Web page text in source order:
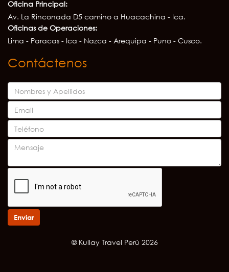
Oficina Principal:
Av. La Rinconada D5 camino a Huacachina - Ica.
Oficinas de Operaciones:
Lima - Paracas - Ica - Nazca - Arequipa - Puno - Cusco.
Contáctenos
Enviar
© Kullay Travel Perú 2026